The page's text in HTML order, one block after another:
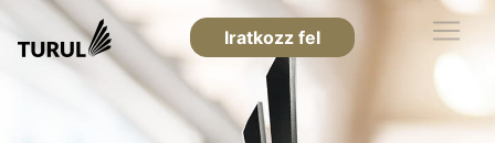
Iratkozz fel